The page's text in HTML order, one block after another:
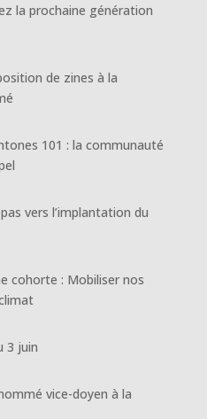
la prochaine génération
de zines à la
101 : la communauté
vers l’implantation du
cohorte : Mobiliser nos
3 juin
vice-doyen à la